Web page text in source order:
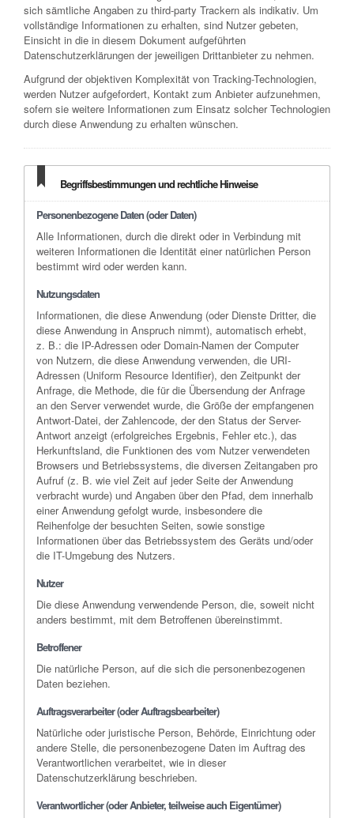
sich sämtliche Angaben zu third-party Trackern als indikativ. Um
vollständige Informationen zu erhalten, sind Nutzer gebeten,
Einsicht in die in diesem Dokument aufgeführten
Datenschutzerklärungen der jeweiligen Drittanbieter zu nehmen.
Aufgrund der objektiven Komplexität von Tracking-Technologien,
werden Nutzer aufgefordert, Kontakt zum Anbieter aufzunehmen,
sofern sie weitere Informationen zum Einsatz solcher Technologien
durch diese Anwendung zu erhalten wünschen.
Begriffsbestimmungen und rechtliche Hinweise
Personenbezogene Daten (oder Daten)
Alle Informationen, durch die direkt oder in Verbindung mit
weiteren Informationen die Identität einer natürlichen Person
bestimmt wird oder werden kann.
Nutzungsdaten
Informationen, die diese Anwendung (oder Dienste Dritter, die
diese Anwendung in Anspruch nimmt), automatisch erhebt,
z. B.: die IP-Adressen oder Domain-Namen der Computer
von Nutzern, die diese Anwendung verwenden, die URI-
Adressen (Uniform Resource Identifier), den Zeitpunkt der
Anfrage, die Methode, die für die Übersendung der Anfrage
an den Server verwendet wurde, die Größe der empfangenen
Antwort-Datei, der Zahlencode, der den Status der Server-
Antwort anzeigt (erfolgreiches Ergebnis, Fehler etc.), das
Herkunftsland, die Funktionen des vom Nutzer verwendeten
Browsers und Betriebssystems, die diversen Zeitangaben pro
Aufruf (z. B. wie viel Zeit auf jeder Seite der Anwendung
verbracht wurde) und Angaben über den Pfad, dem innerhalb
einer Anwendung gefolgt wurde, insbesondere die
Reihenfolge der besuchten Seiten, sowie sonstige
Informationen über das Betriebssystem des Geräts und/oder
die IT-Umgebung des Nutzers.
Nutzer
Die diese Anwendung verwendende Person, die, soweit nicht
anders bestimmt, mit dem Betroffenen übereinstimmt.
Betroffener
Die natürliche Person, auf die sich die personenbezogenen
Daten beziehen.
Auftragsverarbeiter (oder Auftragsbearbeiter)
Natürliche oder juristische Person, Behörde, Einrichtung oder
andere Stelle, die personenbezogene Daten im Auftrag des
Verantwortlichen verarbeitet, wie in dieser
Datenschutzerklärung beschrieben.
Verantwortlicher (oder Anbieter, teilweise auch Eigentümer)